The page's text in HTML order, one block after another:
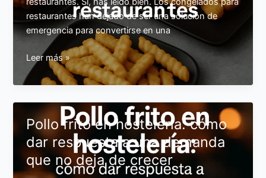
restaurantes han dejado de ser una solución de
emergencia para convertirse en una
Cómo
diseñar
una
carta
moderna
con
productos
congelados
para
Leer más »
Pollo frito en hostelería: cómo
dar respuesta a una demanda
que no deja de crecer